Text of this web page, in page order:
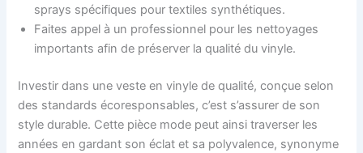
sprays spécifiques pour textiles synthétiques.
Faites appel à un professionnel pour les nettoyages
importants afin de préserver la qualité du vinyle.
Investir dans une veste en vinyle de qualité, conçue selon
des standards écoresponsables, c’est s’assurer de son
style durable. Cette pièce mode peut ainsi traverser les
années en gardant son éclat et sa polyvalence, synonyme